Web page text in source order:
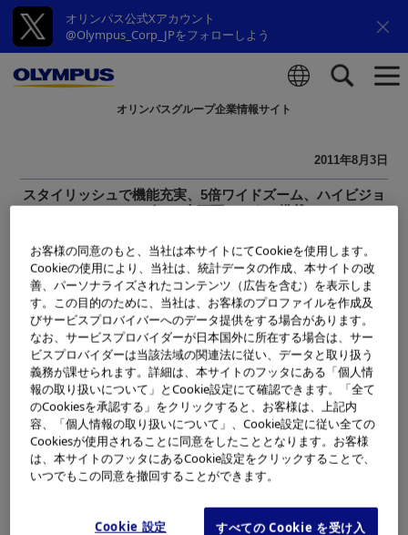
オリンパス公式Xアカウント
@Olympus_Corp_JPをフォローしよう
オリンパスグループ企業情報サイト
2011年8月3日
スタイリッシュで機能充実、5倍ワイドズーム、ハイビジョ
ンムービー、大画面モニター搭載
コンパクトデジタルカメラ「OLYM
PUS VG-145」
発売日決定のお知らせ
オリンパスイメージング株式会社は、先般2011年7月27日の
発表時には「2011年8月中旬発売」とさせていただいており
ました、コンパクトデジタルカメラ「OLYMPUS VG-145」
につきまして、下記のとおり、発売日を「2011年8月11日
（木）」と決定しましたので、お知らせいたします。
お客様の同意のもと、当社は本サイトにてCookieを使用します。
Cookieの使用により、当社は、統計データの作成、本サイトの改
善、パーソナライズされたコンテンツ（広告を含む）を表示しま
す。この目的のために、当社は、お客様のプロファイルを作成及
びサービスプロバイバーへのデータ提供をする場合があります。
なお、サービスプロバイダーが日本国外に所在する場合は、サー
ビスプロバイダーは当該法域の関連法に従い、データと取り扱う
義務が課せられます。詳細は、本サイトのフッタにある「個人情
報の取り扱いについて」とCookie設定にて確認できます。「全て
のCookiesを承認する」をクリックすると、お客様は、上記内
容、「個人情報の取り扱いについて」、Cookie設定に従い全ての
Cookiesが使用されることに同意をしたこととなります。お客様
は、本サイトのフッタにあるCookie設定をクリックすることで、
いつでもこの同意を撤回することができます。
Cookie 設定
すべての Cookie を受け入